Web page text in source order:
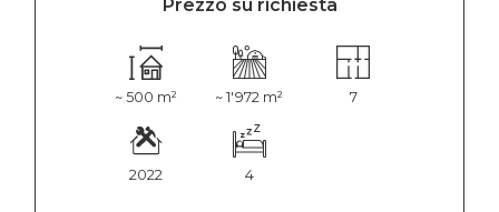
Prezzo su richiesta
~ 500 m² ~ 1'972 m² 7
2022 4